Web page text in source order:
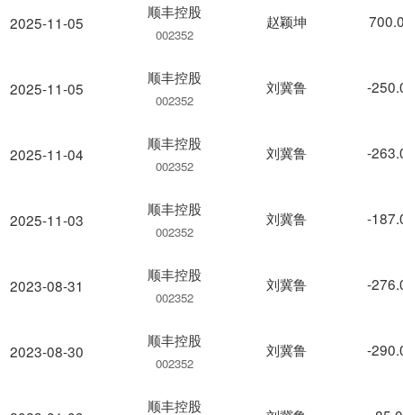
2025-11-05
2025-11-05
2025-11-04
2025-11-03
2023-08-31
2023-08-30
顺丰控股
002352
赵颖坤
顺丰控股
002352
刘冀鲁 -
顺丰控股
002352
刘冀鲁 -
顺丰控股
002352
刘冀鲁 -
顺丰控股
002352
刘冀鲁 -
顺丰控股
002352
刘冀鲁 -
顺丰控股